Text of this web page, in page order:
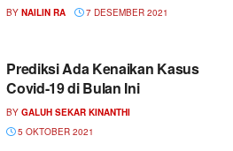
BY NAILIN RA 7 DESEMBER 2021
Prediksi Ada Kenaikan Kasus
Covid-19 di Bulan Ini
BY GALUH SEKAR KINANTHI
5 OKTOBER 2021